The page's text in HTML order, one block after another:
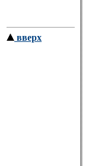
вверх